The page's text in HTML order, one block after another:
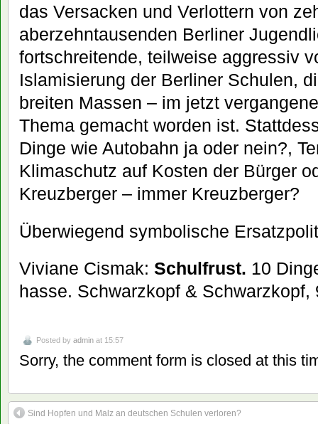
das Versacken und Verlottern von
aberzehntausenden Berliner
fortschreitende, teilweise aggressiv
Islamisierung der Berliner Schulen,
breiten Massen – im jetzt
Thema gemacht worden ist.
Dinge wie Autobahn ja oder nein?,
Klimaschutz auf Kosten der Bürger
Kreuzberger – immer Kreuzberger?
Überwiegend symbolische
Viviane Cismak: Schulfrust. 10
hasse. Schwarzkopf & Schwarzkopf,
Posted by admin at 15:57
Sorry, the comment form is closed at this
Sind Hopfen und Malz an deutschen Schulen verloren?